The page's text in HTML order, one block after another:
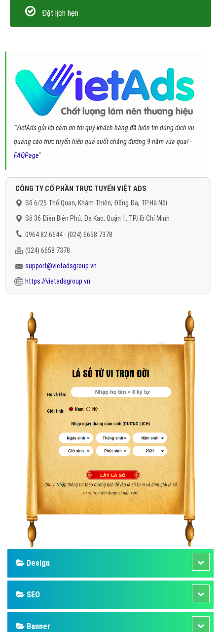
Đặt lịch hẹn
"VietAds gửi lời cảm ơn tới quý khách hàng đã luôn tin dùng dịch vụ
quảng cáo trực tuyến hiệu quả suốt chặng đường 9 năm vừa qua! -
FAQPage"
CÔNG TY CỔ PHẦN TRỰC TUYẾN VIỆT ADS
Số 6/25 Thổ Quan, Khâm Thiên, Đống Đa, TP.Hà Nội
Số 36 Điện Biên Phủ, Đa Kao, Quận 1, TP.Hồ Chí Minh
0964 82 6644 - (024) 6658 7378
(024) 6658 7378
support@vietadsgroup.vn
https://vietadsgroup.vn
Design
SEO
Banner